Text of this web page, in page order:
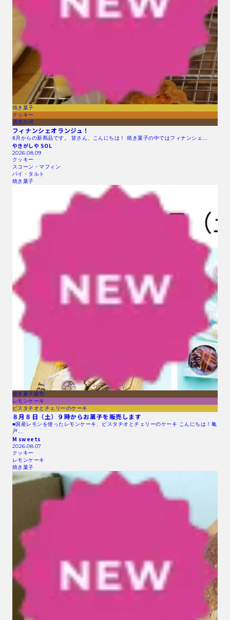
焼き菓子
クッキー
清澄白河
フィナンシェオランジュ！
8月からの新商品です。 皆さん、こんにちは！ 焼き菓子の中ではフィナンシェ…
やきがしや SOL
2026.08.09
クッキー
スコーン・マフィン
パイ・タルト
焼き菓子
焼き菓子販売
レモンケーキ
ピスタチオとチェリーのケーキ
８月８日（土）９時からお菓子を販売します
■国産レモンを使ったレモンケーキ、ピスタチオとチェリーのケーキ こんにちは！亀
戸…
M sweets
2026.08.07
クッキー
レモンケーキ
焼き菓子